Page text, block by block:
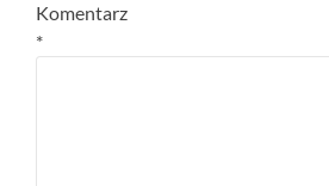
Komentarz
*